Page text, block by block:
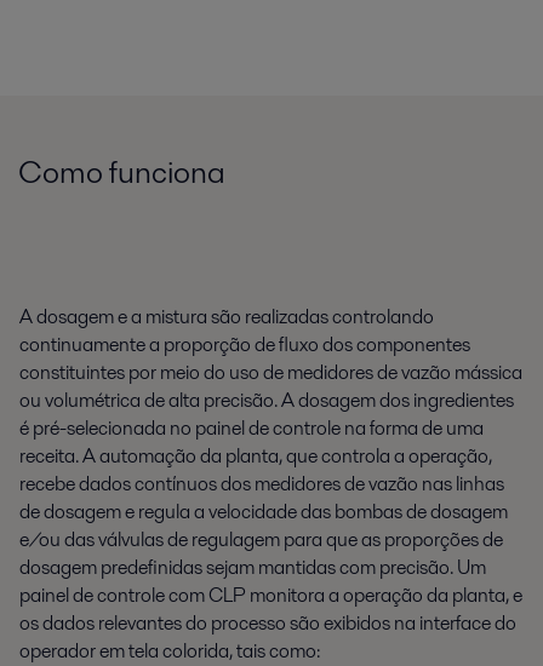
Como funciona
A dosagem e a mistura são realizadas controlando
continuamente a proporção de fluxo dos componentes
constituintes por meio do uso de medidores de vazão mássica
ou volumétrica de alta precisão. A dosagem dos ingredientes
é pré-selecionada no painel de controle na forma de uma
receita. A automação da planta, que controla a operação,
recebe dados contínuos dos medidores de vazão nas linhas
de dosagem e regula a velocidade das bombas de dosagem
e/ou das válvulas de regulagem para que as proporções de
dosagem predefinidas sejam mantidas com precisão. Um
painel de controle com CLP monitora a operação da planta, e
os dados relevantes do processo são exibidos na interface do
operador em tela colorida, tais como: